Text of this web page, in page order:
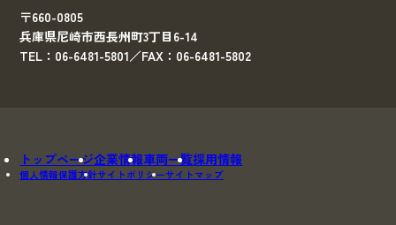
〒660-0805
兵庫県尼崎市西長州町3丁目6-14
TEL：06-6481-5801／FAX：06-6481-5802
トップページ企業情報車両一覧採用情報
個人情報保護方針サイトポリシーサイトマップ